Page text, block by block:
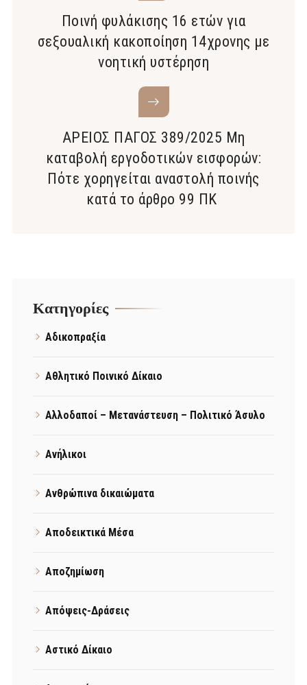
Ποινή φυλάκισης 16 ετών για
σεξουαλική κακοποίηση 14χρονης με
νοητική υστέρηση
ΑΡΕΙΟΣ ΠΑΓΟΣ 389/2025 Μη
καταβολή εργοδοτικών εισφορών:
Πότε χορηγείται αναστολή ποινής
κατά το άρθρο 99 ΠΚ
Kατηγορίες
Αδικοπραξία
Αθλητικό Ποινικό Δίκαιο
Αλλοδαποί – Μετανάστευση – Πολιτικό Άσυλο
Ανήλικοι
Ανθρώπινα δικαιώματα
Αποδεικτικά Μέσα
Αποζημίωση
Απόψεις-Δράσεις
Αστικό Δίκαιο